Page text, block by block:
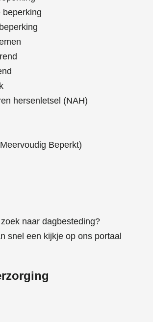
beperking
hersenletsel (NAH)
Beperkt)
naar dagbesteding?
snel een kijkje op ons portaal